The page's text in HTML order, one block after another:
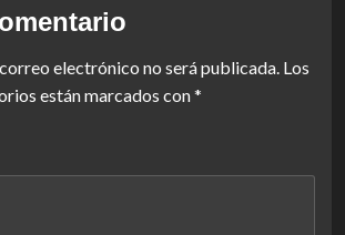
electrónico no será publicada. Los
están marcados con*